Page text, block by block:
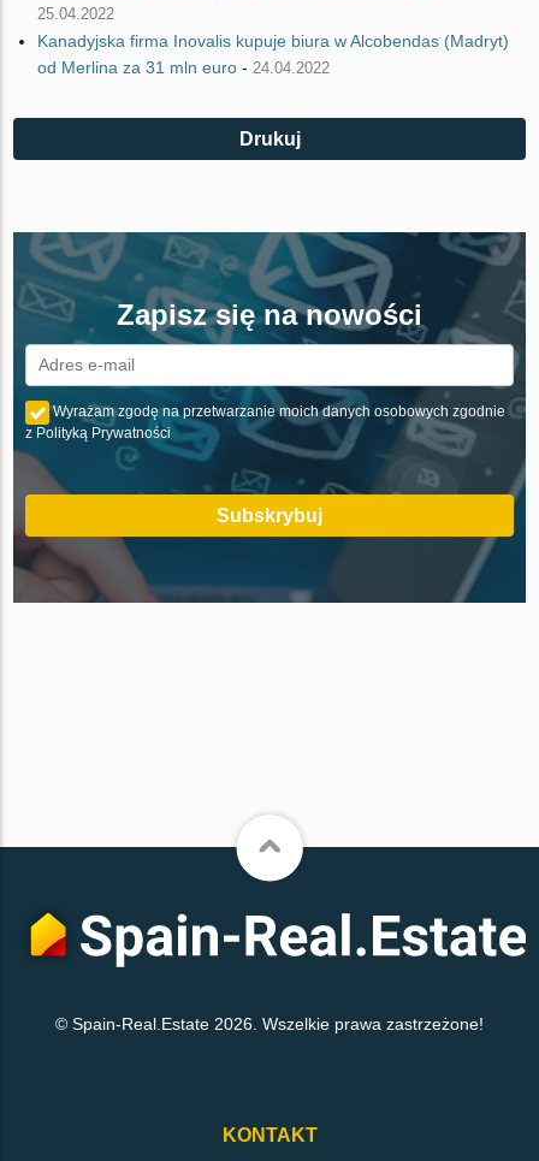
25.04.2022
Kanadyjska firma Inovalis kupuje biura w Alcobendas (Madryt)
od Merlina za 31 mln euro - 24.04.2022
Drukuj
Zapisz się na nowości
Wyrażam zgodę na przetwarzanie moich danych osobowych zgodnie
z Polityką Prywatności
Subskrybuj
© Spain-Real.Estate 2026. Wszelkie prawa zastrzeżone!
KONTAKT